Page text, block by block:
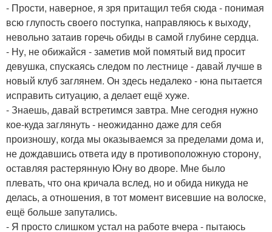
- Прости, наверное, я зря притащил тебя сюда - понимая
всю глупость своего поступка, направляюсь к выходу,
невольно затаив горечь обиды в самой глубине сердца.
- Ну, не обижайся - заметив мой помятый вид просит
девушка, спускаясь следом по лестнице - давай лучше в
новый клуб заглянем. Он здесь недалеко - юна пытается
исправить ситуацию, а делает ещё хуже.
- Знаешь, давай встретимся завтра. Мне сегодня нужно
кое-куда заглянуть - неожиданно даже для себя
произношу, когда мы оказываемся за пределами дома и,
не дождавшись ответа иду в противоположную сторону,
оставляя растерянную Юну во дворе. Мне было
плевать, что она кричала вслед, но и обида никуда не
делась, а отношения, в тот момент висевшие на волоске,
ещё больше запутались.
- Я просто слишком устал на работе вчера - пытаюсь